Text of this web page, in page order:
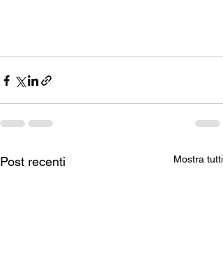
Post recenti Mostra tutti